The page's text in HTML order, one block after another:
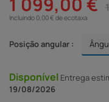
Incluindo 0,00 € de ecotaxa
Posição angular :
Disponível Entrega
19/08/2026